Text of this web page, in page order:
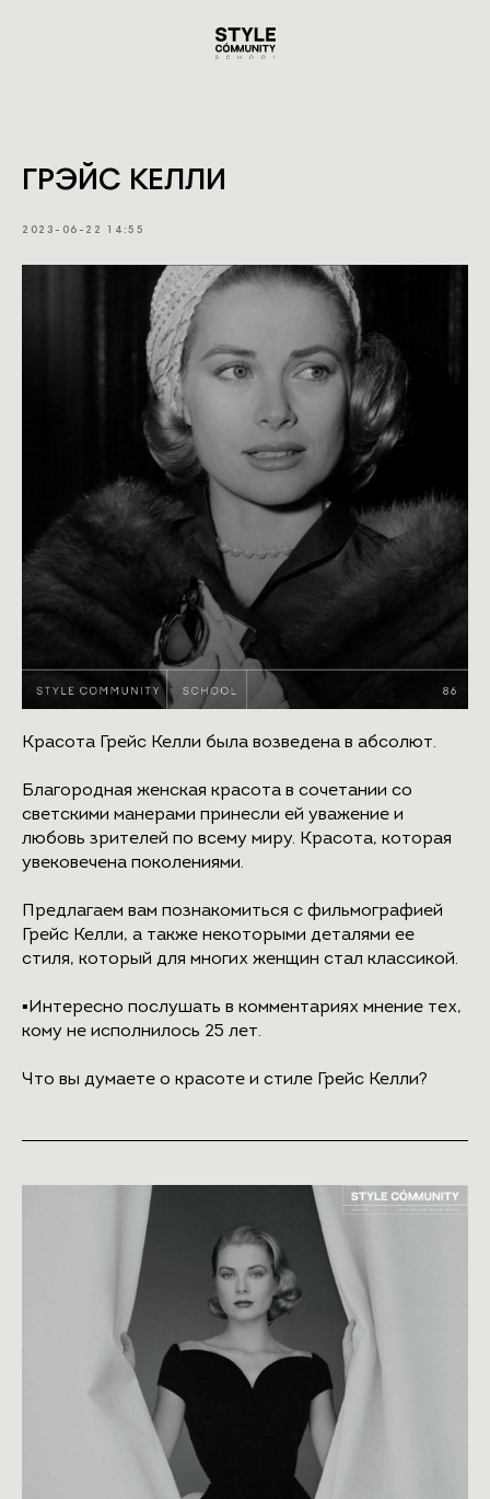
ГРЭЙС КЕЛЛИ
2023-06-22 14:55
Красота Грейс Келли была возведена в абсолют.
Благородная женская красота в сочетании со
светскими манерами принесли ей уважение и
любовь зрителей по всему миру. Красота, которая
увековечена поколениями.
Предлагаем вам познакомиться с фильмографией
Грейс Келли, а также некоторыми деталями ее
стиля, который для многих женщин стал классикой.
▪️Интересно послушать в комментариях мнение тех,
кому не исполнилось 25 лет.
Что вы думаете о красоте и стиле Грейс Келли?